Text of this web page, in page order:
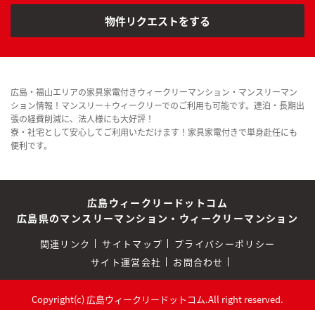
物件リクエストをする
広島・福山エリアの家具家電付きウィークリーマンション・マンスリーマン
ション情報！マンスリー＋ウィークリーでのご利用も可能です。連泊・長期出
張の経費削減に、法人様にも大好評！
寮・社宅として安心してご利用いただけます！家具家電付きで単身赴任にも
便利です。
広島ウィークリードットコム
広島県のマンスリーマンション・ウィークリーマンション
関連リンク サイトマップ
プライバシーポリシー
サイト運営会社
お問合わせ
Copyright(c) 広島ウィークリードットコム.All right reserved.